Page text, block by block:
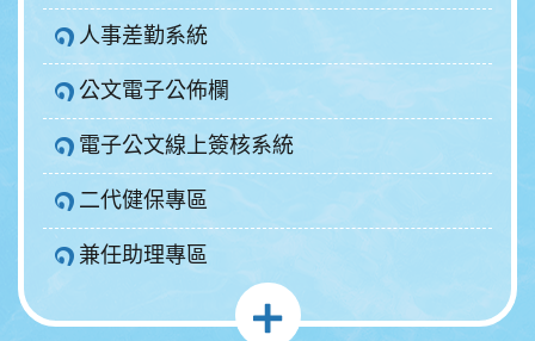
人事差勤系統
公文電子公佈欄
電子公文線上簽核系統
二代健保專區
兼任助理專區